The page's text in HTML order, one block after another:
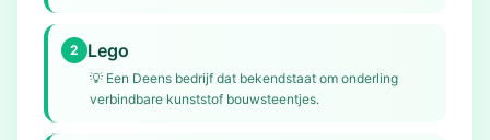
2 Lego
💡 Een Deens bedrijf dat bekendstaat om onderling
verbindbare kunststof bouwsteentjes.